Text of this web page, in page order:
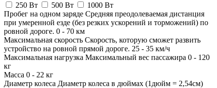
250 Вт
500 Вт
1000 Вт
Пробег на одном заряде Средняя преодолеваемая дистанция
при умеренной езде (без резких ускорений и торможений) по
ровной дороге. 0 - 70 км
Максимальная скорость Скорость, которую сможет развить
устройство на ровной прямой дороге. 25 - 35 км/ч
Максимальная нагрузка Максимальный вес пассажира 0 - 120
кг
Масса 0 - 22 кг
Диаметр колеса Диаметр колеса в дюймах (1дюйм = 2,54см)